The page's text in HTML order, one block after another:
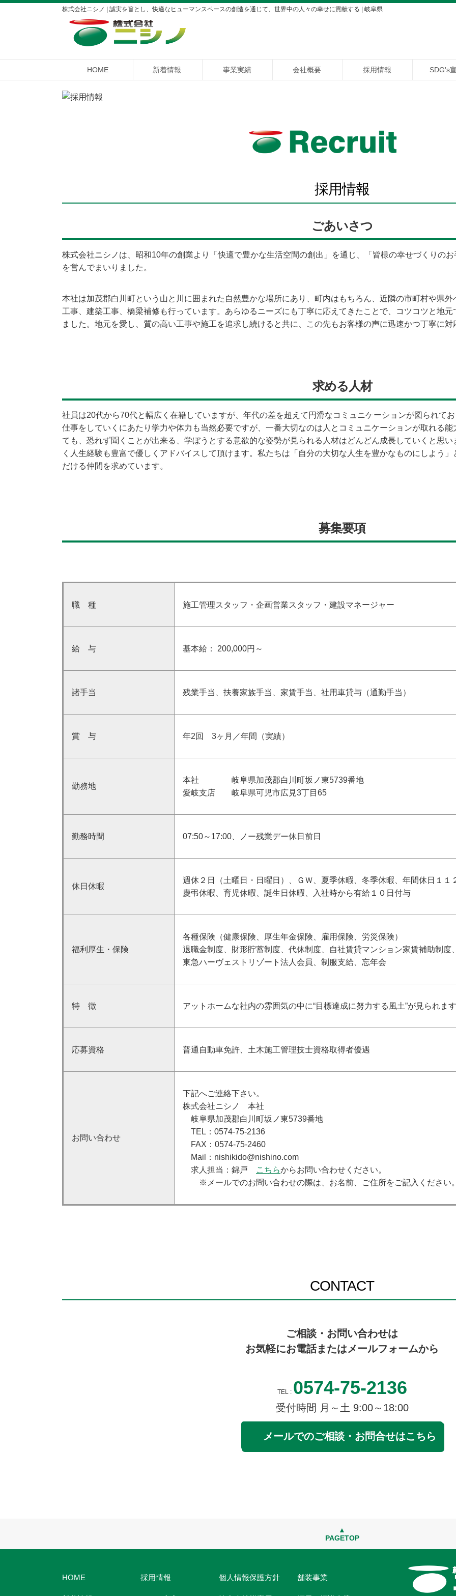
株式会社ニシノ | 誠実を旨とし、快適なヒューマンスペースの創造を通じて、世界中の人々の幸せに貢献する | 岐阜県
HOME 新着情報 事業実績 会社概要 採用情報 SDG's
採用情報
ごあいさつ
株式会社ニシノは、昭和10年の創業より「快適で豊かな生活空間の創出」を通じ、「皆様の幸せづくりの
を営んでまいりました。
本社は加茂郡白川町という山と川に囲まれた自然豊かな場所にあり、町内はもちろん、近隣の市町村や県
工事、建築工事、橋梁補修も行っています。あらゆるニーズにも丁寧に応えてきたことで、コツコツと地
ました。地元を愛し、質の高い工事や施工を追求し続けると共に、この先もお客様の声に迅速かつ丁寧に
求める人材
社員は20代から70代と幅広く在籍していますが、年代の差を超えて円滑なコミュニケーションが図られて
仕事をしていくにあたり学力や体力も当然必要ですが、一番大切なのは人とコミュニケーションが取れる
ても、恐れず聞くことが出来る、学ぼうとする意欲的な姿勢が見られる人材はどんどん成長していくと思
く人生経験も豊富で優しくアドバイスして頂けます。私たちは「自分の大切な人生を豊かなものにしよう
だける仲間を求めています。
募集要項
職 種 施工管理スタッフ・企画営業スタッフ・建設マネージャー
給 与 基本給： 200,000円～
諸手当 残業手当、扶養家族手当、家賃手当、社用車貸与（通勤手当）
賞 与 年2回 3ヶ月／年間（実績）
勤務地
本社 岐阜県加茂郡白川町坂ノ東5739番地
愛岐支店 岐阜県可児市広見3丁目65
勤務時間 07:50～17:00、ノー残業デー休日前日
休日休暇
週休２日（土曜日・日曜日）、ＧＷ、夏季休暇、冬季休暇、年間休日１１
慶弔休暇、育児休暇、誕生日休暇、入社時から有給１０日付与
福利厚生・保険
各種保険（健康保険、厚生年金保険、雇用保険、労災保険）
退職金制度、財形貯蓄制度、代休制度、自社賃貸マンション家賃補助制度
東急ハーヴェストリゾート法人会員、制服支給、忘年会
特 徴 アットホームな社内の雰囲気の中に“目標達成に努力する風土”が見られま
応募資格 普通自動車免許、土木施工管理技士資格取得者優遇
お問い合わせ
下記へご連絡下さい。
株式会社ニシノ 本社
岐阜県加茂郡白川町坂ノ東5739番地
TEL：0574-75-2136
FAX：0574-75-2460
Mail：nishikido@nishino.com
求人担当：錦戸
こちらからお問い合わせください。
※メールでのお問い合わせの際は、お名前、ご住所をご記入ください
CONTACT
ご相談・お問い合わせは
お気軽にお電話またはメールフォームから
TEL : 0574-75-2136
受付時間 月～土 9:00～18:00
メールでのご相談・お問合せはこちら
▲
PAGETOP
HOME 採用情報 個人情報保護方針 舗装事業